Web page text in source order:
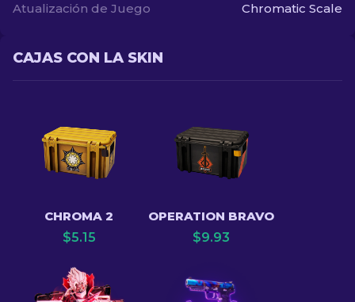
Atualización de Juego
Chromatic Scale
CAJAS CON LA SKIN
CHROMA 2
$5.15
OPERATION BRAVO
$9.93